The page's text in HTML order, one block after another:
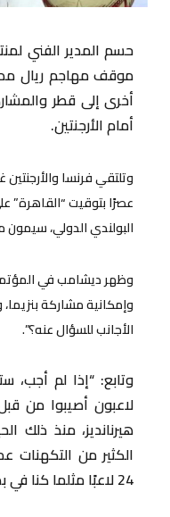
حسم المدير الفني
موقف مهاجم ريال
أخرى إلى قطر
أمام الأرجنتين.
وتلتقي فرنسا
عصرًا بتوقيت “القاهرة”
البولندي الدولي، سيمون
وظهر ديشامب في
وإمكانية مشاركة
الأجانب للسؤال عنه؟”.
وتابع: “إذا لم
لاعبون أصيبوا من
الكثير من
24 لاعبًا مثلما كنا في بداية البطولة”.